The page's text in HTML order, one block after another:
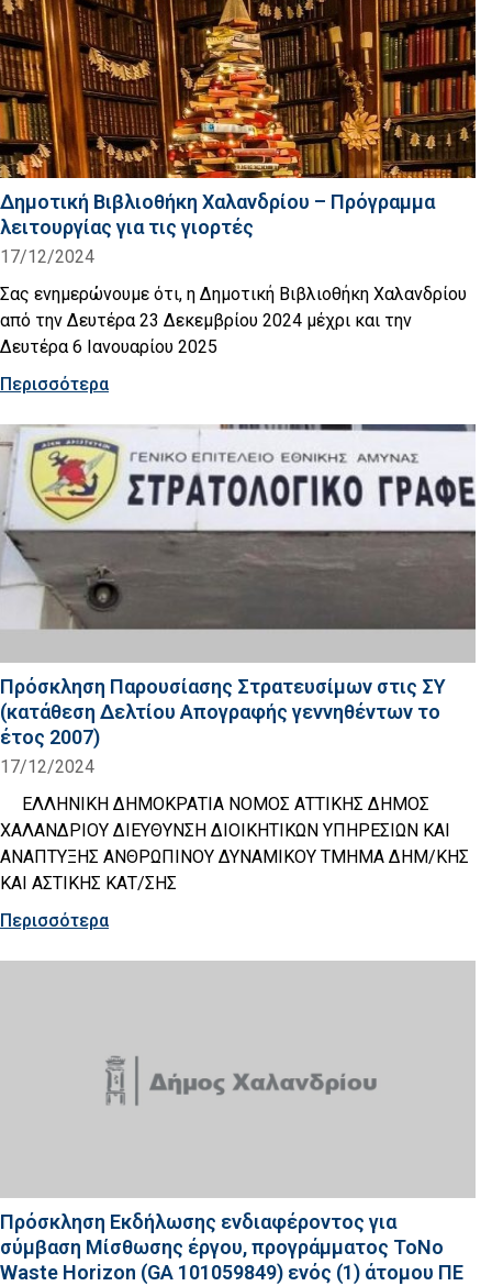
Δημοτική Βιβλιοθήκη Χαλανδρίου – Πρόγραμμα
λειτουργίας για τις γιορτές
17/12/2024
Σας ενημερώνουμε ότι, η Δημοτική Βιβλιοθήκη Χαλανδρίου
από την Δευτέρα 23 Δεκεμβρίου 2024 μέχρι και την
Δευτέρα 6 Ιανουαρίου 2025
Περισσότερα
Πρόσκληση Παρουσίασης Στρατευσίμων στις ΣΥ
(κατάθεση Δελτίου Απογραφής γεννηθέντων το
έτος 2007)
17/12/2024
ΕΛΛΗΝΙΚΗ ΔΗΜΟΚΡΑΤΙΑ ΝΟΜΟΣ ΑΤΤΙΚΗΣ ΔΗΜΟΣ
ΧΑΛΑΝΔΡΙΟΥ ΔΙΕΥΘΥΝΣΗ ΔΙΟΙΚΗΤΙΚΩΝ ΥΠΗΡΕΣΙΩΝ ΚΑΙ
ΑΝΑΠΤΥΞΗΣ ΑΝΘΡΩΠΙΝΟΥ ΔΥΝΑΜΙΚΟΥ ΤΜΗΜΑ ΔΗΜ/ΚΗΣ
ΚΑΙ ΑΣΤΙΚΗΣ ΚΑΤ/ΣΗΣ
Περισσότερα
Πρόσκληση Εκδήλωσης ενδιαφέροντος για
σύμβαση Μίσθωσης έργου, προγράμματος ToNo
Waste Horizon (GA 101059849) ενός (1) άτομου ΠΕ